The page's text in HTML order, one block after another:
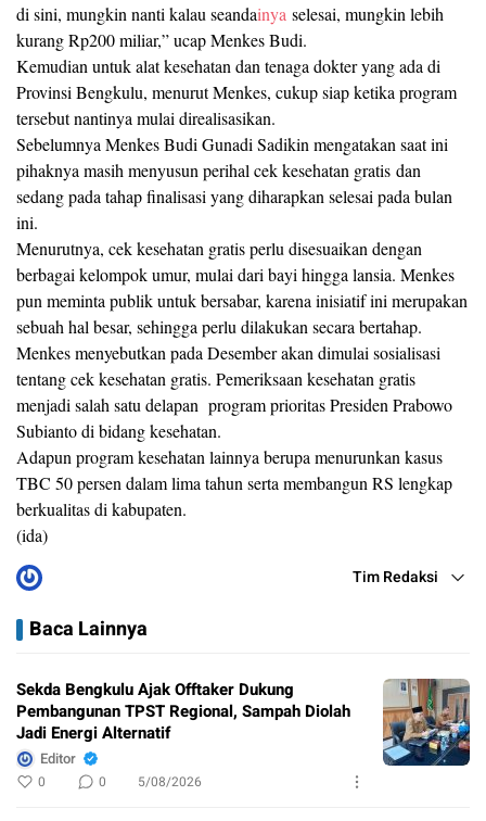
di sini, mungkin nanti kalau seandainya selesai, mungkin lebih
kurang Rp200 miliar,” ucap Menkes Budi.
Kemudian untuk alat kesehatan dan tenaga dokter yang ada di
Provinsi Bengkulu, menurut Menkes, cukup siap ketika program
tersebut nantinya mulai direalisasikan.
Sebelumnya Menkes Budi Gunadi Sadikin mengatakan saat ini
pihaknya masih menyusun perihal cek kesehatan gratis dan
sedang pada tahap finalisasi yang diharapkan selesai pada bulan
ini.
Menurutnya, cek kesehatan gratis perlu disesuaikan dengan
berbagai kelompok umur, mulai dari bayi hingga lansia. Menkes
pun meminta publik untuk bersabar, karena inisiatif ini merupakan
sebuah hal besar, sehingga perlu dilakukan secara bertahap.
Menkes menyebutkan pada Desember akan dimulai sosialisasi
tentang cek kesehatan gratis. Pemeriksaan kesehatan gratis
menjadi salah satu delapan program prioritas Presiden Prabowo
Subianto di bidang kesehatan.
Adapun program kesehatan lainnya berupa menurunkan kasus
TBC 50 persen dalam lima tahun serta membangun RS lengkap
berkualitas di kabupaten.
(ida)
Tim Redaksi
Baca Lainnya
Sekda Bengkulu Ajak Offtaker Dukung
Pembangunan TPST Regional, Sampah Diolah
Jadi Energi Alternatif
Editor
0 0 5/08/2026